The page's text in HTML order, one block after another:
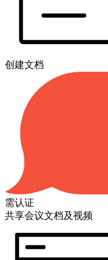
创建文档
需认证
共享会议文档及视频